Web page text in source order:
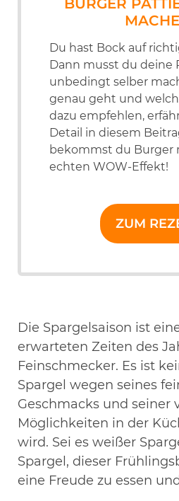
BURGER
Du hast Bock auf
Dann musst du deine
unbedingt selber
genau geht und
dazu empfehlen,
Detail in diesem
bekommst du Burger
echten WOW-Effekt!
ZUM
Die Spargelsaison ist
erwarteten Zeiten des
Feinschmecker. Es ist
Spargel wegen seines
Geschmacks und seiner
Möglichkeiten in der
wird. Sei es weißer
Spargel, dieser
eine Freude zu essen